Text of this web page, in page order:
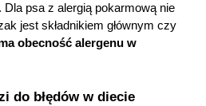
Dla psa z alergią pokarmową nie
jest składnikiem głównym czy
obecność alergenu w
do błędów w diecie